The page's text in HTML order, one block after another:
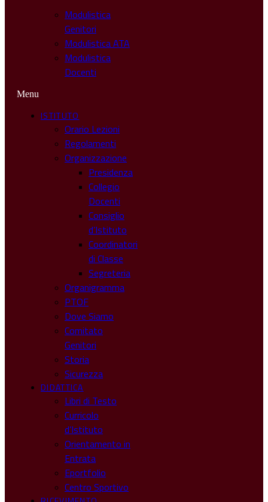
Modulistica
Genitori
Modulistica ATA
Modulistica
Docenti
Menu
ISTITUTO
Orario Lezioni
Regolamenti
Organizzazione
Presidenza
Collegio
Docenti
Consiglio
d’Istituto
Coordinatori
di Classe
Segreteria
Organigramma
PTOF
Dove Siamo
Comitato
Genitori
Storia
Sicurezza
DIDATTICA
Libri di Testo
Curricolo
d’Istituto
Orientamento in
Entrata
Eportfolio
Centro Sportivo